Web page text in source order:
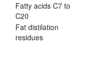
Fatty acids C7 to
C20
Fat distilation
residues